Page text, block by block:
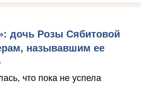
дочь Розы Сябитовой
называвшим ее
что пока не успела